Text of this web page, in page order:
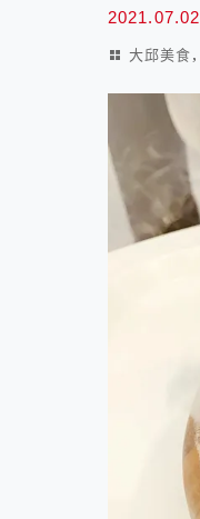
2021.07.02
大邱美食 ,